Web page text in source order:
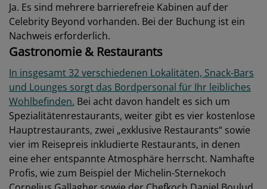
Ja. Es sind mehrere barrierefreie Kabinen auf der
Celebrity Beyond vorhanden. Bei der Buchung ist ein
Nachweis erforderlich.
Gastronomie & Restaurants
In insgesamt 32 verschiedenen Lokalitäten, Snack-Bars
und Lounges sorgt das Bordpersonal für Ihr leibliches
Wohlbefinden. Bei acht davon handelt es sich um
Spezialitätenrestaurants, weiter gibt es vier kostenlose
Hauptrestaurants, zwei „exklusive Restaurants“ sowie
vier im Reisepreis inkludierte Restaurants, in denen
eine eher entspannte Atmosphäre herrscht. Namhafte
Profis, wie zum Beispiel der Michelin-Sternekoch